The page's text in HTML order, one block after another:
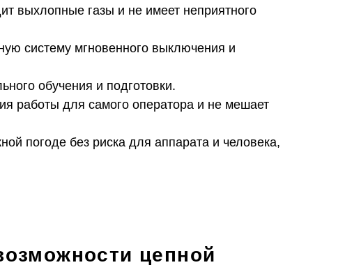
выхлопные газы и не имеет неприятного
систему мгновенного выключения и
обучения и подготовки.
работы для самого оператора и не мешает
погоде без риска для аппарата и человека,
цепной